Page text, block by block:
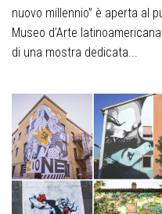
nuovo millennio” è aperta al
Museo d’Arte
di una mostra dedicata...